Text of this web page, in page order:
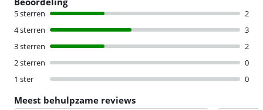
5 sterren
2
4 sterren
3
3 sterren
2
2 sterren
0
1 ster
0
Meest behulpzame reviews